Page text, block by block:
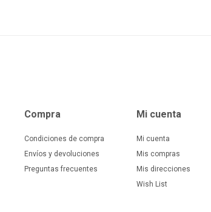
Compra
Condiciones de compra
Envíos y devoluciones
Preguntas frecuentes
Mi cuenta
Mi cuenta
Mis compras
Mis direcciones
Wish List